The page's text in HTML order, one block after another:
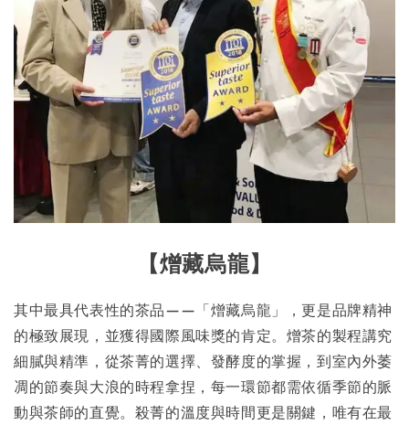
【熷藏烏龍】
其中最具代表性的茶品——「熷藏烏龍」，更是品牌精神
的極致展現，並獲得國際風味獎的肯定。熷茶的製程講究
細膩與精準，從茶菁的選擇、發酵度的掌握，到室內外萎
凋的節奏與大浪的時程拿捏，每一環節都需依循季節的脈
動與茶師的直覺。殺菁的溫度與時間更是關鍵，唯有在最